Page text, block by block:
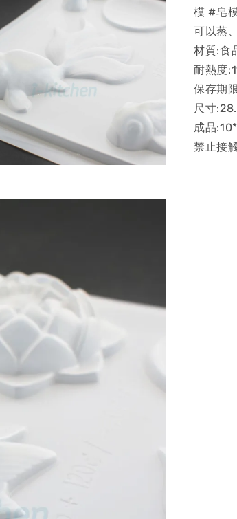
模 #皂
可以蒸
材質:食
耐熱度
保存期
尺寸
成品
禁止接